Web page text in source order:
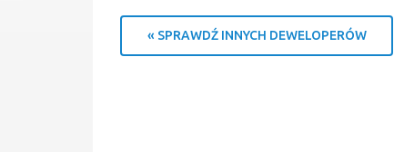
« SPRAWDŹ INNYCH DEWELOPERÓW